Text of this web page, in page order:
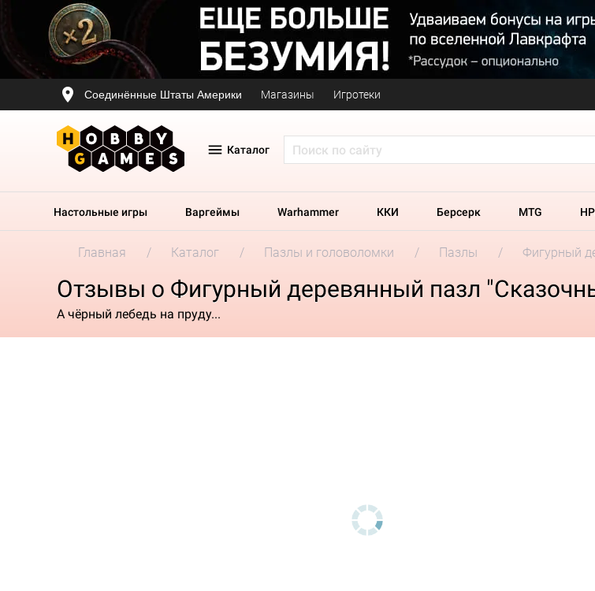
Соединённые Штаты Америки Магазины Игротеки
Каталог
Настольные игры Варгеймы Warhammer ККИ Берсерк MTG
Главная Каталог Пазлы и головоломки Пазлы Фигурный
Отзывы о Фигурный деревянный пазл
А чёрный лебедь на пруду...